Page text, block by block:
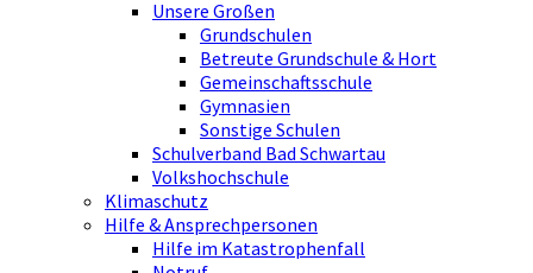
Unsere Großen
Grundschulen
Betreute Grundschule & Hort
Gemeinschaftsschule
Gymnasien
Sonstige Schulen
Schulverband Bad Schwartau
Volkshochschule
Klimaschutz
Hilfe & Ansprechpersonen
Hilfe im Katastrophenfall